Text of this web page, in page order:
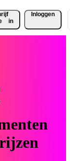
in
Inloggen